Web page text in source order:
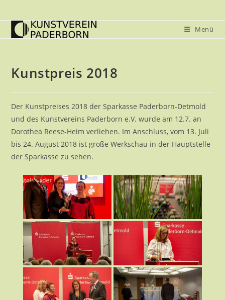
Inhalt
springen
Menü
Kunstpreis 2018
Der Kunstpreises 2018 der Sparkasse Paderborn-Detmold
und des Kunstvereins Paderborn e.V. wurde am 12.7. an
Dorothea Reese-Heim verliehen. Im Anschluss, vom 13. Juli
bis 24. August 2018 ist große Werkschau in der Hauptstelle
der Sparkasse zu sehen.